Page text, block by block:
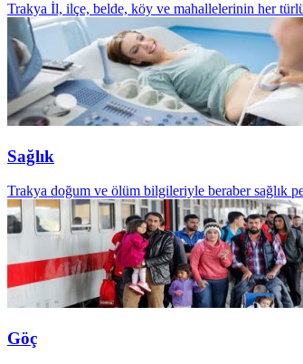
Trakya İl, ilçe, belde, köy ve mahallelerinin her
Sağlık
Trakya doğum ve ölüm bilgileriyle beraber sağlık
Göç